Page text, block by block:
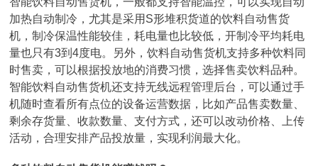
加热自动制冷，尤其是采用S形堆积货道的饮料自动售货
机，制冷保温性能较佳，耗电量也比较低，开制冷平均耗电
量也只有3到4度电。另外，饮料自动售货机支持多种饮料同
时售卖，可以根据投放地的消费习惯，选择售卖饮料品种。
智能饮料自动售货机还支持无线远程管理后台，可以通过手
机随时查看所有点位的设备运营数据，比如产品售卖数量、
剩余存货量、收款数量、支付方式，还可以改动价格、上传
活动，合理安排产品投放量，实现利润最大化。